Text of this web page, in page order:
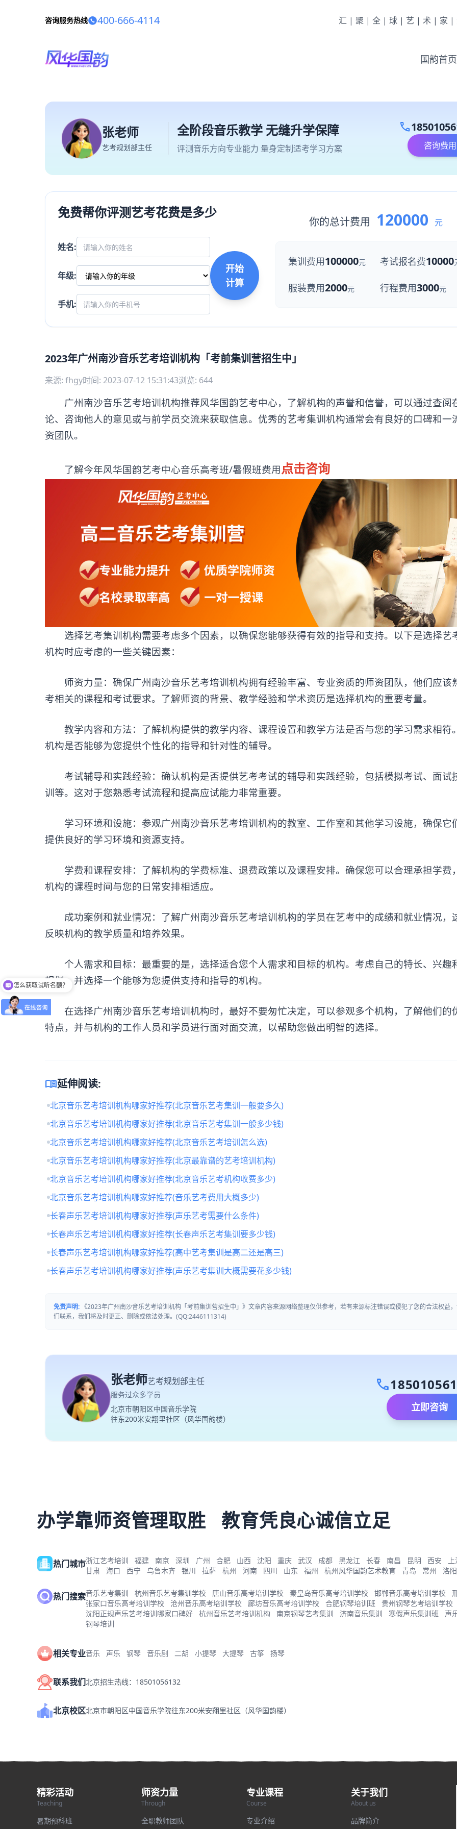
咨询服务热线 400-666-4114 汇|聚|全|球|艺|术|家|
国韵首页
张老师
艺考规划部主任
全阶段音乐教学 无缝升学保障
评测音乐方向专业能力 量身定制适考学习方案
call
咨询费用
免费帮你评测艺考花费是多少
姓名:
年级:
手机:
开始
计算
你的总计费用 120000 元
集训费用100000元 考试报名费10000
服装费用2000元 行程费用3000元
2023年广州南沙音乐艺考培训机构「考前集训营招生中」
来源: fhgy时间: 2023-07-12 15:31:43浏览: 644
广州南沙音乐艺考培训机构推荐风华国韵艺考中心，了解机构的声誉和信誉，可以通过查阅
论、咨询他人的意见或与前学员交流来获取信息。优秀的艺考集训机构通常会有良好的口碑和一
资团队。
了解今年风华国韵艺考中心音乐高考班/暑假班费用点击咨询
选择艺考集训机构需要考虑多个因素，以确保您能够获得有效的指导和支持。以下是选择艺
机构时应考虑的一些关键因素：
师资力量：确保广州南沙音乐艺考培训机构拥有经验丰富、专业资质的师资团队，他们应该
考相关的课程和考试要求。了解师资的背景、教学经验和学术资历是选择机构的重要考量。
教学内容和方法：了解机构提供的教学内容、课程设置和教学方法是否与您的学习需求相符
机构是否能够为您提供个性化的指导和针对性的辅导。
考试辅导和实践经验：确认机构是否提供艺考考试的辅导和实践经验，包括模拟考试、面试
训等。这对于您熟悉考试流程和提高应试能力非常重要。
学习环境和设施：参观广州南沙音乐艺考培训机构的教室、工作室和其他学习设施，确保它
提供良好的学习环境和资源支持。
学费和课程安排：了解机构的学费标准、退费政策以及课程安排。确保您可以合理承担学费
机构的课程时间与您的日常安排相适应。
成功案例和就业情况：了解广州南沙音乐艺考培训机构的学员在艺考中的成绩和就业情况，
反映机构的教学质量和培养效果。
个人需求和目标：最重要的是，选择适合您个人需求和目标的机构。考虑自己的特长、兴趣
规划，并选择一个能够为您提供支持和指导的机构。
在选择广州南沙音乐艺考培训机构时，最好不要匆忙决定，可以参观多个机构，了解他们的
特点，并与机构的工作人员和学员进行面对面交流，以帮助您做出明智的选择。
menu_book延伸阅读:
北京音乐艺考培训机构哪家好推荐(北京音乐艺考集训一般要多久)
北京音乐艺考培训机构哪家好推荐(北京音乐艺考集训一般多少钱)
北京音乐艺考培训机构哪家好推荐(北京音乐艺考培训怎么选)
北京音乐艺考培训机构哪家好推荐(北京最靠谱的艺考培训机构)
北京音乐艺考培训机构哪家好推荐(北京音乐艺考机构收费多少)
北京音乐艺考培训机构哪家好推荐(音乐艺考费用大概多少)
长春声乐艺考培训机构哪家好推荐(声乐艺考需要什么条件)
长春声乐艺考培训机构哪家好推荐(长春声乐艺考集训要多少钱)
长春声乐艺考培训机构哪家好推荐(高中艺考集训是高二还是高三)
长春声乐艺考培训机构哪家好推荐(声乐艺考集训大概需要花多少钱)
免责声明: 《2023年广州南沙音乐艺考培训机构「考前集训营招生中」》文章内容来源网络整理仅供参考，若有来源标注错误或侵犯了您的合法权益
们联系，我们将及时更正、删除或依法处理。(QQ:2446111314)
张老师艺考规划部主任
服务过众多学员
北京市朝阳区中国音乐学院
往东200米安翔里社区（风华国韵楼）
call
立即咨询
办学靠师资管理取胜 教育凭良心诚信立足
热门城市浙江艺考培训 福建 南京 深圳 广州 合肥 山西 沈阳 重庆 武汉 成都 黑龙江 长春 南昌 昆明 西安
甘肃
海口 西宁 乌鲁木齐 银川 拉萨 杭州 河南 四川 山东 福州 杭州风华国韵艺术教育 青岛 常州 洛阳
热门搜索音乐艺考集训 杭州音乐艺考集训学校 唐山音乐高考培训学校 秦皇岛音乐高考培训学校 邯郸音乐高考培训学校
张家口音乐高考培训学校
沧州音乐高考培训学校 廊坊音乐高考培训学校 合肥钢琴培训班
贵州钢琴艺考培训学校
沈阳正规声乐艺考培训哪家口碑好
杭州音乐艺考培训机构 南京钢琴艺考集训 济南音乐集训 寒假声乐集训班
声
钢琴培训
相关专业音乐 声乐 钢琴 音乐剧 二胡 小提琴 大提琴 古筝 扬琴
联系我们北京招生热线：18501056132
北京校区北京市朝阳区中国音乐学院往东200米安翔里社区（风华国韵楼）
精彩活动
Teaching
暑期预科班
师资力量
Through
全职教师团队
专业课程
Course
专业介绍
关于我们
About us
品牌简介
怎么获取试听名额？